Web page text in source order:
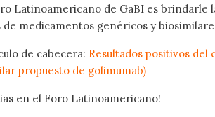
Latinoamericano de GaBI es brindarle
medicamentos genéricos y
de cabecera: Resultados positivos
propuesto de golimumab)
en el Foro Latinoamericano!